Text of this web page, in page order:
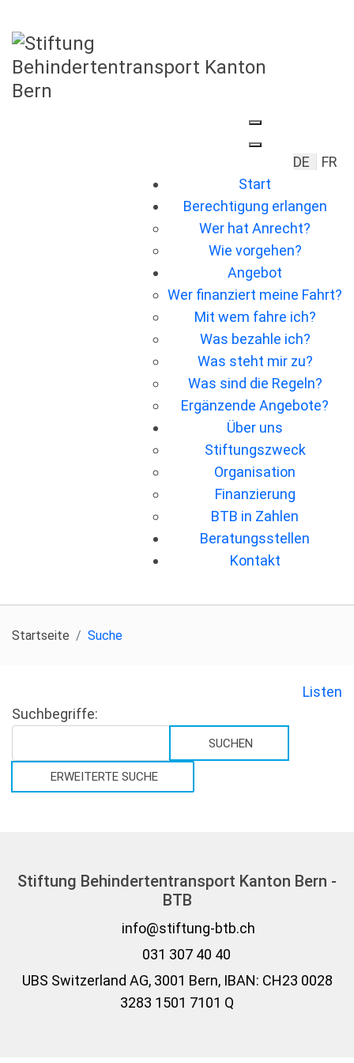
Sprache
DE
FR
Start
Berechtigung erlangen
Wer hat Anrecht?
Wie vorgehen?
Angebot
Wer ﬁnanziert meine Fahrt?
Mit wem fahre ich?
Was bezahle ich?
Was steht mir zu?
Was sind die Regeln?
Ergänzende Angebote?
Über uns
Stiftungszweck
Organisation
Finanzierung
BTB in Zahlen
Beratungsstellen
Kontakt
Startseite Suche
Listen
Suchformular
Suchbegriffe:
Type 2 or more characters for results.
SUCHEN
ERWEITERTE SUCHE
Stiftung Behindertentransport Kanton Bern -
BTB
info@stiftung-btb.ch
031 307 40 40
UBS Switzerland AG, 3001 Bern, IBAN: CH23 0028
3283 1501 7101 Q